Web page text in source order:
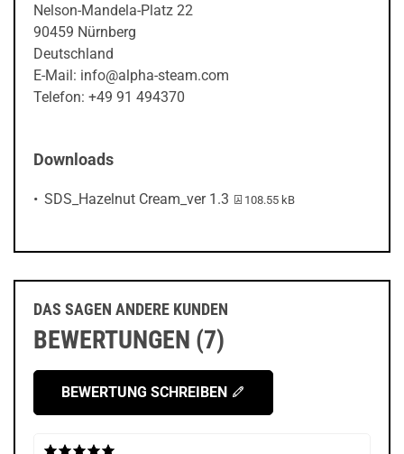
Nelson-Mandela-Platz 22
90459 Nürnberg
Deutschland
E-Mail: info@alpha-steam.com
Telefon: +49 91 494370
Downloads
SDS_Hazelnut Cream_ver 1.3 PDF-Datei:
108.55 kB
DAS SAGEN ANDERE KUNDEN
BEWERTUNGEN (7)
BEWERTUNG SCHREIBEN